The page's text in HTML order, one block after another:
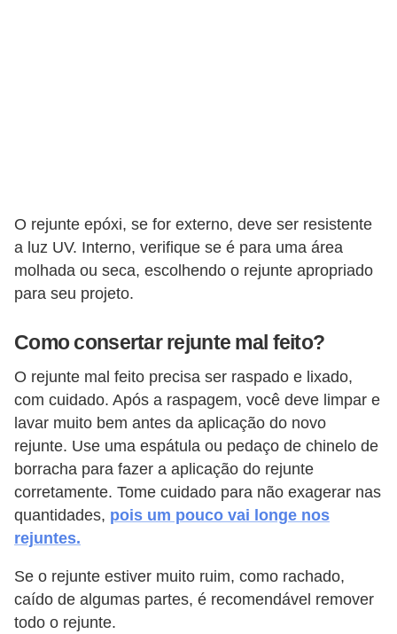
O rejunte epóxi, se for externo, deve ser resistente
a luz UV. Interno, verifique se é para uma área
molhada ou seca, escolhendo o rejunte apropriado
para seu projeto.
Como consertar rejunte mal feito?
O rejunte mal feito precisa ser raspado e lixado,
com cuidado. Após a raspagem, você deve limpar e
lavar muito bem antes da aplicação do novo
rejunte. Use uma espátula ou pedaço de chinelo de
borracha para fazer a aplicação do rejunte
corretamente. Tome cuidado para não exagerar nas
quantidades, pois um pouco vai longe nos
rejuntes.
Se o rejunte estiver muito ruim, como rachado,
caído de algumas partes, é recomendável remover
todo o rejunte.